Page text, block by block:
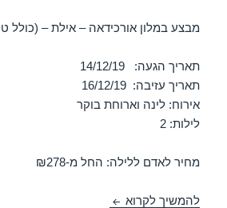
מבצע במלון אורכידאה – אילת – (כולל
תאריך הגעה: 14/12/19
תאריך עזיבה: 16/12/19
אירוח: לינה וארוחת בוקר
לילות: 2
מחיר לאדם ללילה: החל מ-₪278
להמשיך לקרוא מלון אורכידאה – אילת 14/12/2019